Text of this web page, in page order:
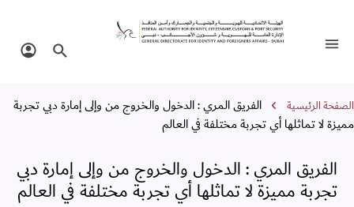
الفريق المري : الدخول والخروج من وإلى
تبديل التنقل البحث في
مسار التنقل
الصفحة الرئيسية
الفريق المري : الدخول والخروج من وإلى إمارة دبي تجربة
مميزة لا تماثلها أي تجربة مختلفة في العالم
الفريق المري : الدخول والخروج من وإلى إمارة دبي
تجربة مميزة لا تماثلها أي تجربة مختلفة في العالم